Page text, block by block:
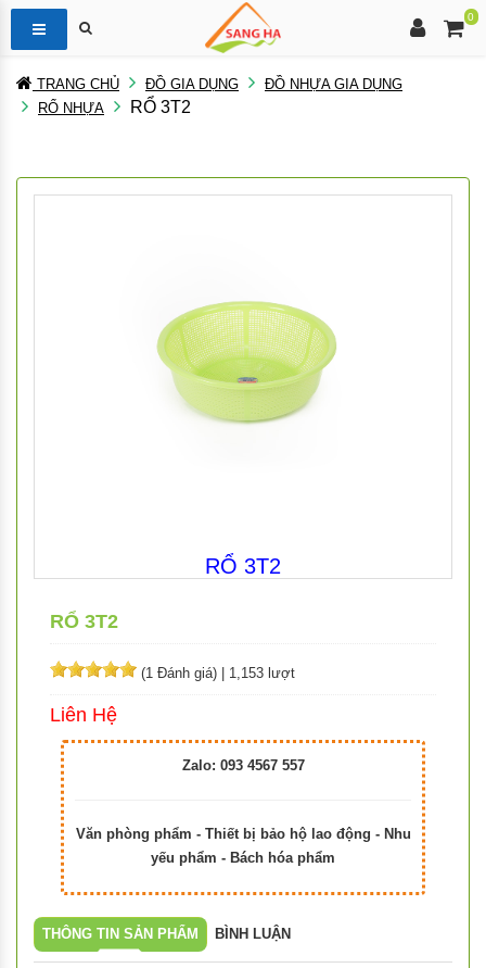
0
TRANG CHỦ ĐỒ GIA DỤNG
ĐỒ NHỰA GIA DỤNG
RỔ NHỰA
RỔ 3T2
RỔ 3T2
RỔ 3T2
(1 Đánh giá) 1,153 lượt
Liên Hệ
Zalo: 093 4567 557
Văn phòng phẩm - Thiết bị bảo hộ lao động - Nhu
yếu phẩm - Bách hóa phẩm
THÔNG TIN SẢN PHẨM BÌNH LUẬN